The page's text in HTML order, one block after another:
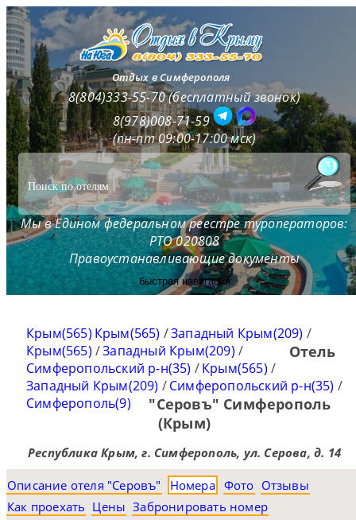
Отдых в Симферополя
8(804)333-55-70 (бесплатный звонок)
8(978)008-71-59
(пн-пт 09:00-17:00 мск)
Мы в Едином федеральном реестре туроператоров:
РТО 020808
Правоустанавливающие документы
быстрая навигация
Крым(565) Крым(565) /Западный Крым(209) /
Крым(565) /Западный Крым(209) /
Симферопольский р-н(35) /Крым(565) /
Западный Крым(209) /Симферопольский р-н(35) /
Симферополь(9)
Отель
"Серовъ" Симферополь
(Крым)
Республика Крым, г. Симферополь, ул. Серова, д. 14
Описание отеля "Серовъ" Номера Фото Отзывы
Как проехать Цены Забронировать номер